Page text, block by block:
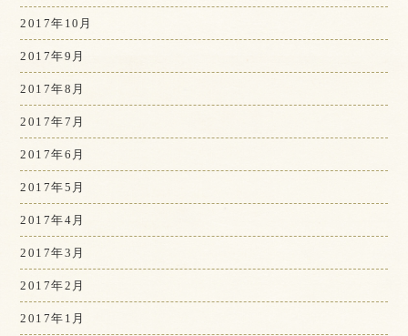
2017年10月
2017年9月
2017年8月
2017年7月
2017年6月
2017年5月
2017年4月
2017年3月
2017年2月
2017年1月